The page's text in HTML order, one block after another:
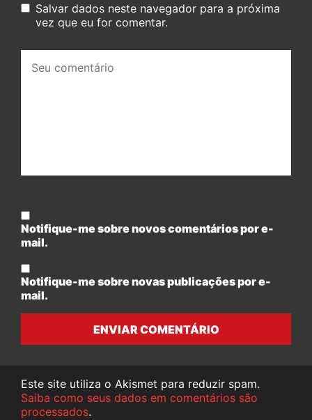
Salvar dados neste navegador para a próxima
vez que eu for comentar.
comentário:
Notifique-me sobre novos comentários por e-
mail.
Notifique-me sobre novas publicações por e-
mail.
ENVIAR COMENTÁRIO
Este site utiliza o Akismet para reduzir spam.
Saiba como seus dados em comentários são
processados.